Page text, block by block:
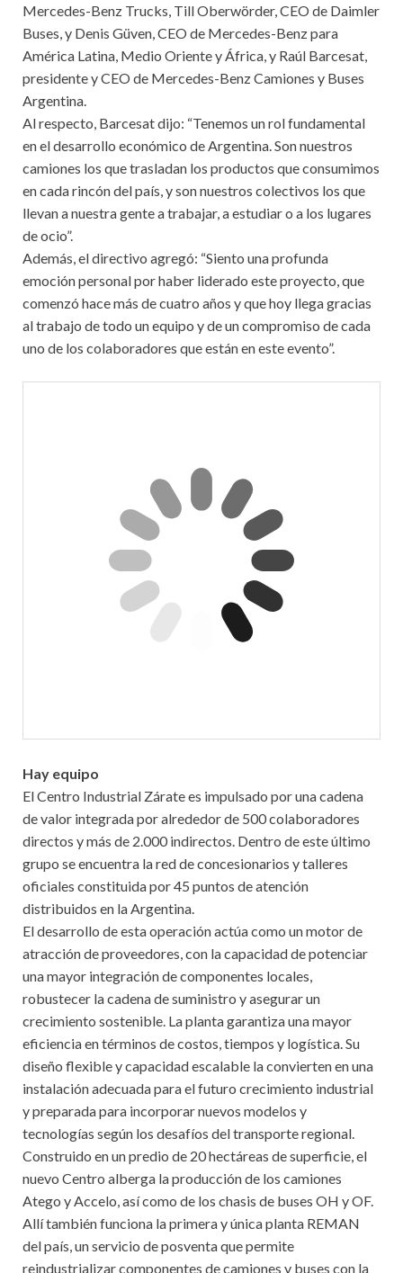
Mercedes-Benz Trucks, Till Oberwörder, CEO de Daimler
Buses, y Denis Güven, CEO de Mercedes-Benz para
América Latina, Medio Oriente y África, y Raúl Barcesat,
presidente y CEO de Mercedes-Benz Camiones y Buses
Argentina.
Al respecto, Barcesat dijo: “Tenemos un rol fundamental
en el desarrollo económico de Argentina. Son nuestros
camiones los que trasladan los productos que consumimos
en cada rincón del país, y son nuestros colectivos los que
llevan a nuestra gente a trabajar, a estudiar o a los lugares
de ocio”.
Además, el directivo agregó: “Siento una profunda
emoción personal por haber liderado este proyecto, que
comenzó hace más de cuatro años y que hoy llega gracias
al trabajo de todo un equipo y de un compromiso de cada
uno de los colaboradores que están en este evento”.
Hay equipo
El Centro Industrial Zárate es impulsado por una cadena
de valor integrada por alrededor de 500 colaboradores
directos y más de 2.000 indirectos. Dentro de este último
grupo se encuentra la red de concesionarios y talleres
oficiales constituida por 45 puntos de atención
distribuidos en la Argentina.
El desarrollo de esta operación actúa como un motor de
atracción de proveedores, con la capacidad de potenciar
una mayor integración de componentes locales,
robustecer la cadena de suministro y asegurar un
crecimiento sostenible. La planta garantiza una mayor
eficiencia en términos de costos, tiempos y logística. Su
diseño flexible y capacidad escalable la convierten en una
instalación adecuada para el futuro crecimiento industrial
y preparada para incorporar nuevos modelos y
tecnologías según los desafíos del transporte regional.
Construido en un predio de 20 hectáreas de superficie, el
nuevo Centro alberga la producción de los camiones
Atego y Accelo, así como de los chasis de buses OH y OF.
Allí también funciona la primera y única planta REMAN
del país, un servicio de posventa que permite
reindustrializar componentes de camiones y buses con la